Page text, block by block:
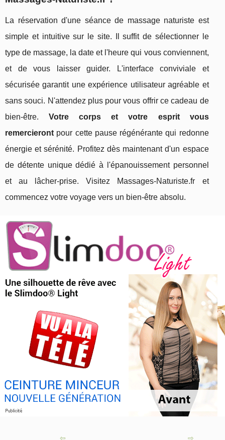
La réservation d'une séance de massage naturiste est
simple et intuitive sur le site. Il suffit de sélectionner le
type de massage, la date et l'heure qui vous conviennent,
et de vous laisser guider. L'interface conviviale et
sécurisée garantit une expérience utilisateur agréable et
sans souci. N'attendez plus pour vous offrir ce cadeau de
bien-être.Votre corps et votre esprit vous
remercieront pour cette pause régénérante qui redonne
énergie et sérénité. Profitez dès maintenant d'un espace
de détente unique dédié à l'épanouissement personnel
et au lâcher-prise. Visitez Massages-Naturiste.fr et
commencez votre voyage vers un bien-être absolu.